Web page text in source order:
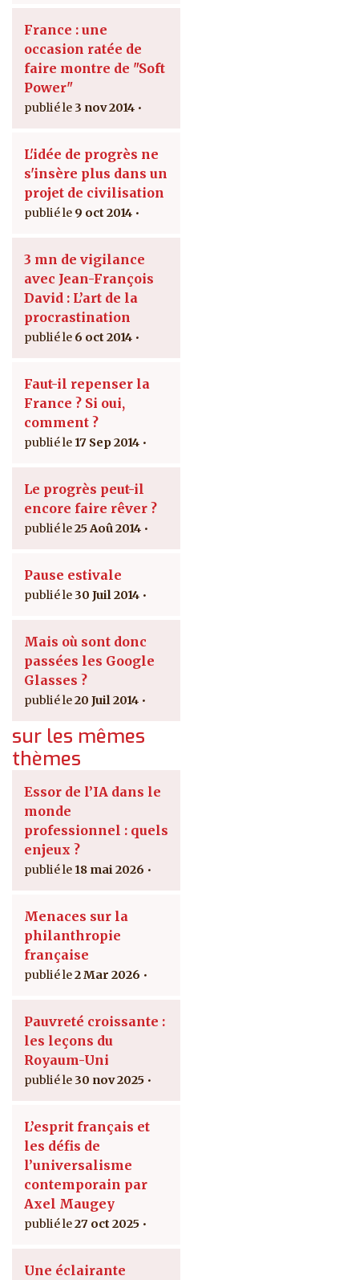
France : une
occasion ratée de
faire montre de "Soft
Power"
3 nov 2014
L'idée de progrès ne
s'insère plus dans un
projet de civilisation
9 oct 2014
3 mn de vigilance
avec Jean-François
David : L’art de la
procrastination
6 oct 2014
Faut-il repenser la
France ? Si oui,
comment ?
17 Sep 2014
Le progrès peut-il
encore faire rêver ?
25 Aoû 2014
Pause estivale
30 Juil 2014
Mais où sont donc
passées les Google
Glasses ?
20 Juil 2014
sur les mêmes
thèmes
Essor de l’IA dans le
monde
professionnel : quels
enjeux ?
18 mai 2026
Menaces sur la
philanthropie
française
2 Mar 2026
Pauvreté croissante :
les leçons du
Royaum-Uni
30 nov 2025
L’esprit français et
les défis de
l’universalisme
contemporain par
Axel Maugey
27 oct 2025
Une éclairante